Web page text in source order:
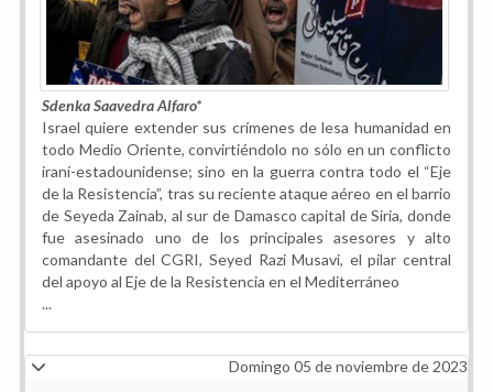
Sdenka Saavedra Alfaro*
Israel quiere extender sus crímenes de lesa humanidad en
todo Medio Oriente, convirtiéndolo no sólo en un conflicto
iraní-estadounidense; sino en la guerra contra todo el “Eje
de la Resistencia”, tras su reciente ataque aéreo en el barrio
de Seyeda Zainab, al sur de Damasco capital de Siria, donde
fue asesinado uno de los principales asesores y alto
comandante del CGRI, Seyed Razi Musavi, el pilar central
del apoyo al Eje de la Resistencia en el Mediterráneo
...
Domingo 05 de noviembre de 2023